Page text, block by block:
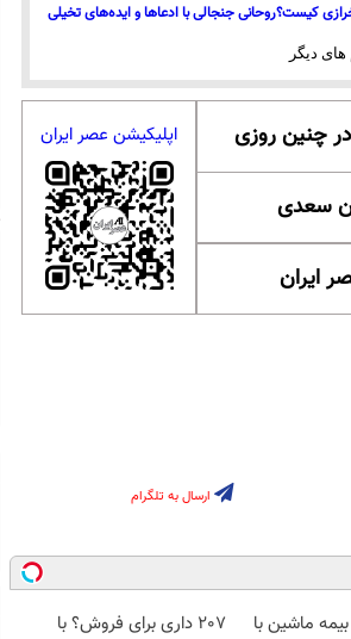
کیست؟روحانی جنجالی با ادعاها و ایده‌های تخیلی
های دیگر
سعدی
ایران
اپلیکیشن عصر ایران
ارسال به تلگرام
ماشین با
207 داری برای فروش؟ با